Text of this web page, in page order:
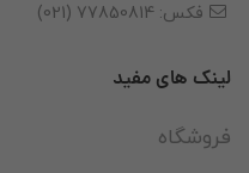
فکس: 77850814 (021)
لینک های مفید
فروشگاه